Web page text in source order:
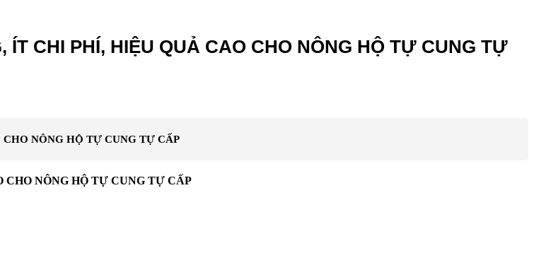
CHI PHÍ, HIỆU QUẢ CAO CHO NÔNG HỘ TỰ CUNG TỰ
NÔNG HỘ TỰ CUNG TỰ CẤP
NÔNG HỘ TỰ CUNG TỰ CẤP